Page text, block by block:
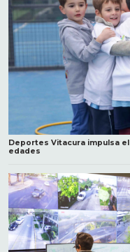
Deportes Vitacura impulsa
edades